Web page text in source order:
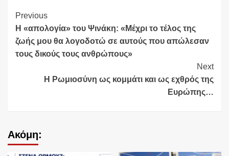
Continue
Reading
Previous
Η «απολογία» του Ψινάκη: «Μέχρι το τέλος της
ζωής μου θα λογοδοτώ σε αυτούς που απώλεσαν
τους δικούς τους ανθρώπους»
Next
Η Ρωμιοσύνη ως κομμάτι και ως εχθρός της
Ευρώπης…
Ακόμη: